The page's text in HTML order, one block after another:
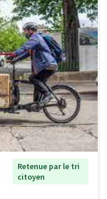
Retenue par le tri
citoyen